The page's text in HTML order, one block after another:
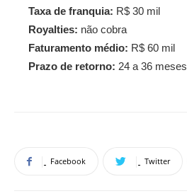
Taxa de franquia: R$ 30 mil
Royalties: não cobra
Faturamento médio: R$ 60 mil
Prazo de retorno: 24 a 36 meses
Facebook Twitter